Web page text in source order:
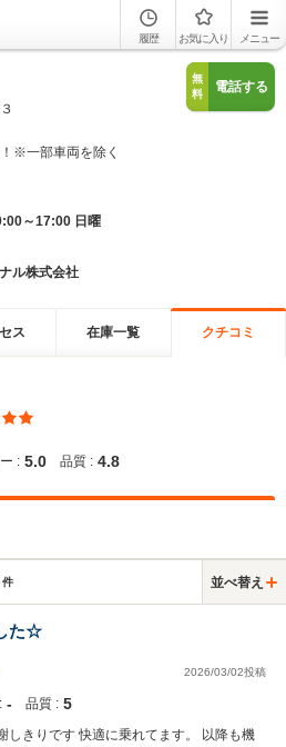
履歴 お気に入り メニュー
無
料
電話する
※一部車両を除く
～17:00 日曜
ル株式会社
ス 在庫一覧 クチコミ
: 5.0 品質 : 4.8
件 並べ替え
た☆
2026/03/02投稿
‐ 品質 : 5
しきりです 快適に乗れてます。 以降も機